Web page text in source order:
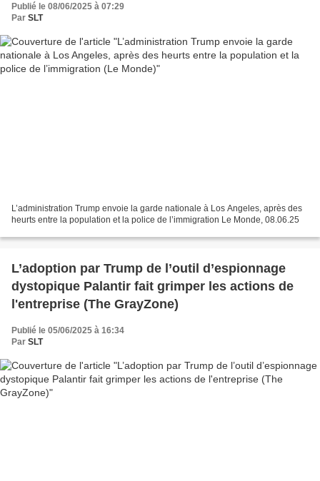
Publié le 08/06/2025 à 07:29
Par SLT
L’administration Trump envoie la garde nationale à Los Angeles, après des
heurts entre la population et la police de l’immigration Le Monde, 08.06.25
L’adoption par Trump de l’outil d’espionnage
dystopique Palantir fait grimper les actions de
l'entreprise (The GrayZone)
Publié le 05/06/2025 à 16:34
Par SLT